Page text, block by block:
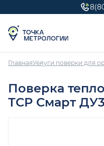
ГлавнаяУслуги поверки для
Поверка
ТСР Смарт